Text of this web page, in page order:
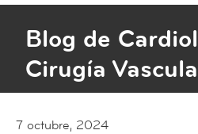
Blog de
Cirugía
7 octubre, 2024